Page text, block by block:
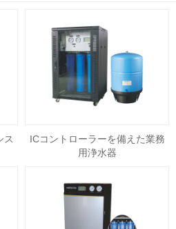
ス
ICコントローラーを備えた業務
用浄水器